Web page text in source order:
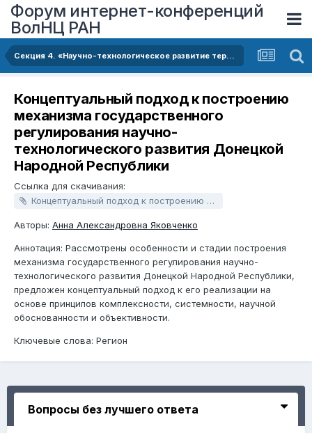
Форум интернет-конференций
ВолНЦ РАН
Секция 4. «Научно-технологическое развитие территорий: проблемы и перспективы»
Концептуальный подход к построению
механизма государственного
регулирования научно-
технологического развития Донецкой
Народной Республики
Ссылка для скачивания:
Концептуальный подход к построению механизма государственного регулирования научно-технологического развития Донецкой Народной Республики.docx
Авторы: Анна Александровна Яковченко
Аннотация: Рассмотрены особенности и стадии построения
механизма государственного регулирования научно-
технологического развития Донецкой Народной Республики,
предложен концептуальный подход к его реализации на
основе принципов комплексности, системности, научной
обоснованности и объективности.
Ключевые слова: Регион
Вопросы без лучшего ответа